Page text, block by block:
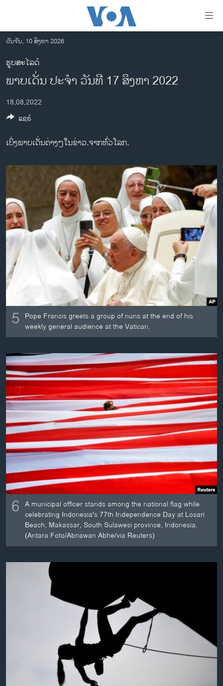
ເຂົ້າ
ຫາ
ຂ້າມ
ຂ້າມ
ໄປ
ຫາ
ຄົ້ນ
ລາວ
ອາເມຣິກາ
ການເລືອກຕັ້ງ ປະທານາທີບໍດີ ສະຫະລັດ 2024
ຂ່າວ​ຈີນ
ໂລກ
ອິດສະຫຼະພາບດ້ານການຂ່າວ
ຊີວິດຊາວລາວ
ຊຸມຊົນຊາວລາວ
ວິທະຍາສາດ-ເທັກໂນໂລຈີ
ທຸລະກິດ
ພາສາອັງກິດ
ວີດີໂອ
ສຽງ
ລາຍການກະຈາຍສຽງ
ລາຍງານ
ຕິດຕາມພວກເຮົາ ທີ່
ພາສາຕ່າງໆ
ວັນຈັນ, 10 ສິງຫາ 2026
ຮູບສະໄລດ໌
ພາບເດັ່ນ ປະຈຳ ວັນທີ 17 ສິງຫາ 2022
18,08,2022
ເບິ່ງພາບເດັ່ນຕ່າງໆໃນຂ່າວ.ຈາກທົ່ວໂລກ.
5 Pope Francis greets a group of nuns at the end of his
weekly general audience at the Vatican.
6 A municipal officer stands among the national flag while
celebrating Indonesia's 77th Independence Day at Losari
Beach, Makassar, South Sulawesi province, Indonesia.
(Antara Foto/Abriawan Abhe/via Reuters)
ແຊຣ໌